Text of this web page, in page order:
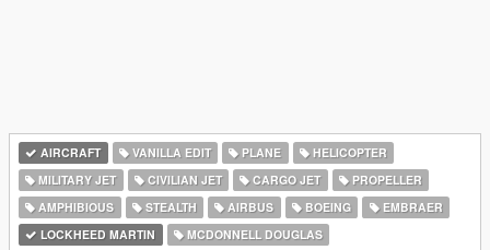
AIRCRAFT VANILLA EDIT PLANE
HELICOPTER
MILITARY JET
CIVILIAN JET CARGO JET
PROPELLER
AMPHIBIOUS
STEALTH AIRBUS BOEING
EMBRAER
LOCKHEED MARTIN
MCDONNELL DOUGLAS